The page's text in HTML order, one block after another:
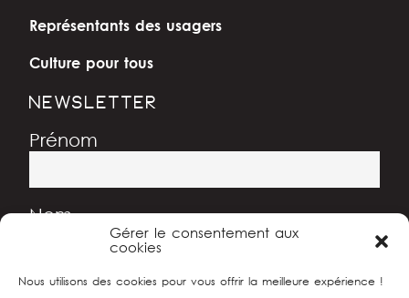
Gérer le consentement aux
cookies
Nous utilisons des cookies pour vous offrir la meilleure expérience !
Représentants des usagers
Culture pour tous
NEWSLETTER
Prénom
Nom
Adresse e-mail